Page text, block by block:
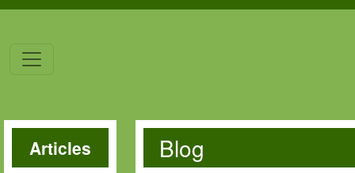
Articles Blog